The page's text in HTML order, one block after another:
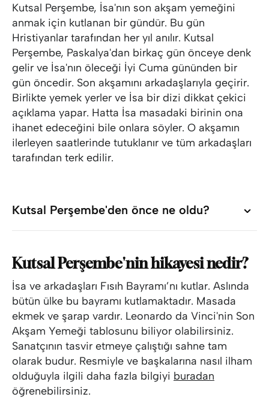
Kutsal Perşembe, İsa'nın son akşam yemeğini
anmak için kutlanan bir gündür. Bu gün
Hristiyanlar tarafından her yıl anılır. Kutsal
Perşembe, Paskalya'dan birkaç gün önceye denk
gelir ve İsa'nın öleceği İyi Cuma gününden bir
gün öncedir. Son akşamını arkadaşlarıyla geçirir.
Birlikte yemek yerler ve İsa bir dizi dikkat çekici
açıklama yapar. Hatta İsa masadaki birinin ona
ihanet edeceğini bile onlara söyler. O akşamın
ilerleyen saatlerinde tutuklanır ve tüm arkadaşları
tarafından terk edilir.
Kutsal Perşembe'den önce ne oldu?
Kutsal Perşembe'den önce ne oldu?
Kutsal Perşembe'nin hikayesi nedir?
İsa ve arkadaşları Fısıh Bayramı’nı kutlar. Aslında
bütün ülke bu bayramı kutlamaktadır. Masada
ekmek ve şarap vardır. Leonardo da Vinci'nin Son
Akşam Yemeği tablosunu biliyor olabilirsiniz.
Sanatçının tasvir etmeye çalıştığı sahne tam
olarak budur. Resmiyle ve başkalarına nasıl ilham
olduğuyla ilgili daha fazla bilgiyi buradan
öğrenebilirsiniz.